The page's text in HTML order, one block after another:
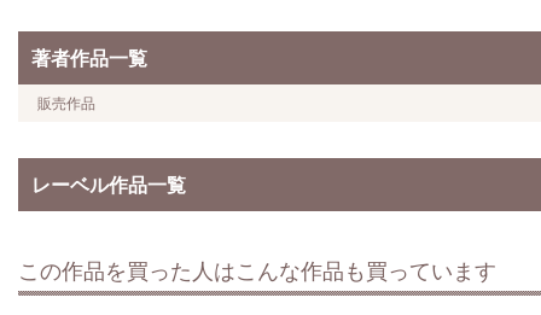
著者作品一覧
販売作品
レーベル作品一覧
この作品を買った人はこんな作品も買っています